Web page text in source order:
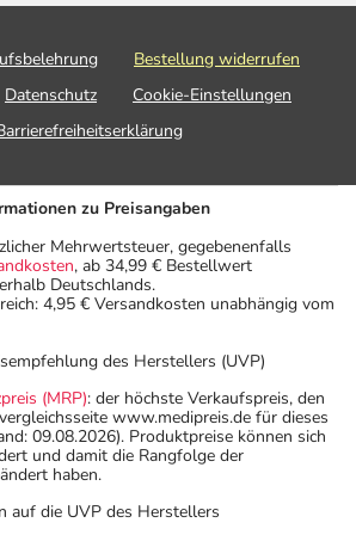
Bestellung widerrufen
Datenschutz
Cookie-Einstellungen
zu Preisangaben
Mehrwertsteuer, gegebenenfalls
, ab 34,99 € Bestellwert
Deutschlands.
4,95 € Versandkosten unabhängig vom
des Herstellers (UVP)
(MRP): der höchste Verkaufspreis, den
www.medipreis.de für dieses
09.08.2026). Produktpreise können sich
und damit die Rangfolge der
haben.
auf die UVP des Herstellers